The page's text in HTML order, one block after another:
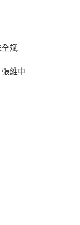
全斌
維中